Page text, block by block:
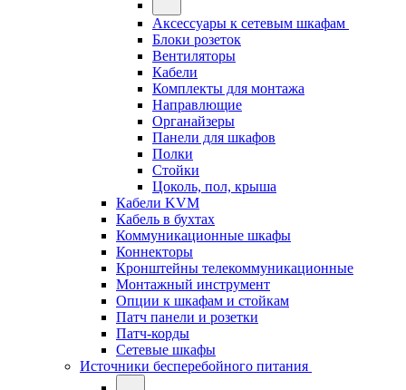
Аксессуары к сетевым шкафам
Блоки розеток
Вентиляторы
Кабели
Комплекты для монтажа
Направлющие
Органайзеры
Панели для шкафов
Полки
Стойки
Цоколь, пол, крыша
Кабели KVM
Кабель в бухтах
Коммуникационные шкафы
Коннекторы
Кронштейны телекоммуникационные
Монтажный инструмент
Опции к шкафам и стойкам
Патч панели и розетки
Патч-корды
Сетевые шкафы
Источники бесперебойного питания